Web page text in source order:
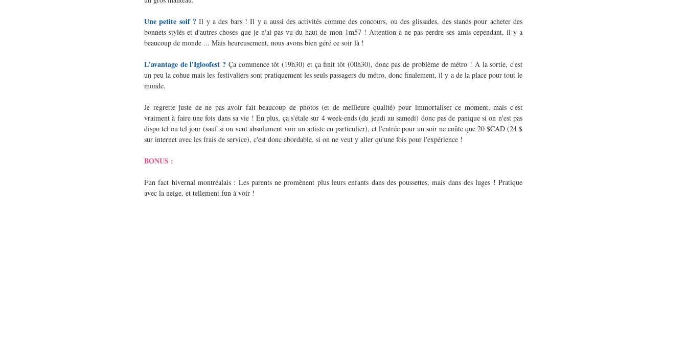
Une petite soif ? Il y a des bars ! Il y a aussi des activités comme des concours, ou des glissades, des stands pour acheter des
bonnets stylés et d'autres choses que je n'ai pas vu du haut de mon 1m57 ! Attention à ne pas perdre ses amis cependant, il y a
beaucoup de monde ... Mais heureusement, nous avons bien géré ce soir là !
L'avantage de l'Igloofest ? Ça commence tôt (19h30) et ça finit tôt (00h30), donc pas de problème de métro ! À la sortie, c'est
un peu la cohue mais les festivaliers sont pratiquement les seuls passagers du métro, donc finalement, il y a de la place pour tout le
monde.
Je regrette juste de ne pas avoir fait beaucoup de photos (et de meilleure qualité) pour immortaliser ce moment, mais c'est
vraiment à faire une fois dans sa vie ! En plus, ça s'étale sur 4 week-ends (du jeudi au samedi) donc pas de panique si on n'est pas
dispo tel ou tel jour (sauf si on veut absolument voir un artiste en particulier), et l'entrée pour un soir ne coûte que 20 $CAD (24 $
sur internet avec les frais de service), c'est donc abordable, si on ne veut y aller qu'une fois pour l'expérience !
BONUS :
Fun fact hivernal montréalais : Les parents ne promènent plus leurs enfants dans des poussettes, mais dans des luges ! Pratique
avec la neige, et tellement fun à voir !